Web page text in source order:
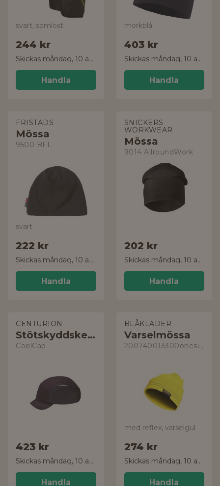
svart, sömlöst
244 kr
Skickas måndag, 10 aug.
Handla
mörkblå
403 kr
Skickas måndag, 10 aug.
Handla
FRISTADS
Mössa
9500 BFL
svart
222 kr
Skickas måndag, 10 aug.
Handla
SNICKERS
WORKWEAR
Mössa
9014 AllroundWork
202 kr
Skickas måndag, 10 aug.
Handla
CENTURION
Stötskyddskeps
CoolCap
423 kr
Skickas måndag, 10 aug.
Handla
BLÅKLÄDER
Varselmössa
200740013300onesize
med reflex, varselgul
274 kr
Skickas måndag, 10 aug.
Handla